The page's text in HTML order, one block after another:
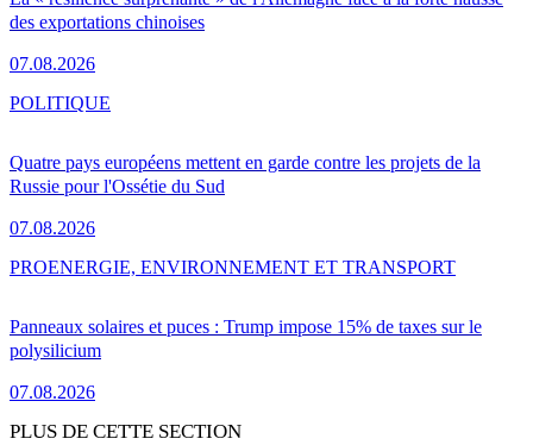
des exportations chinoises
07.08.2026
Quatre pays européens mettent en garde contre les projets de la
Russie pour l'Ossétie du Sud
07.08.2026
POLITIQUE
Panneaux solaires et puces : Trump impose 15% de taxes sur le
polysilicium
07.08.2026
PROENERGIE, ENVIRONNEMENT ET TRANSPORT
PLUS DE CETTE SECTION